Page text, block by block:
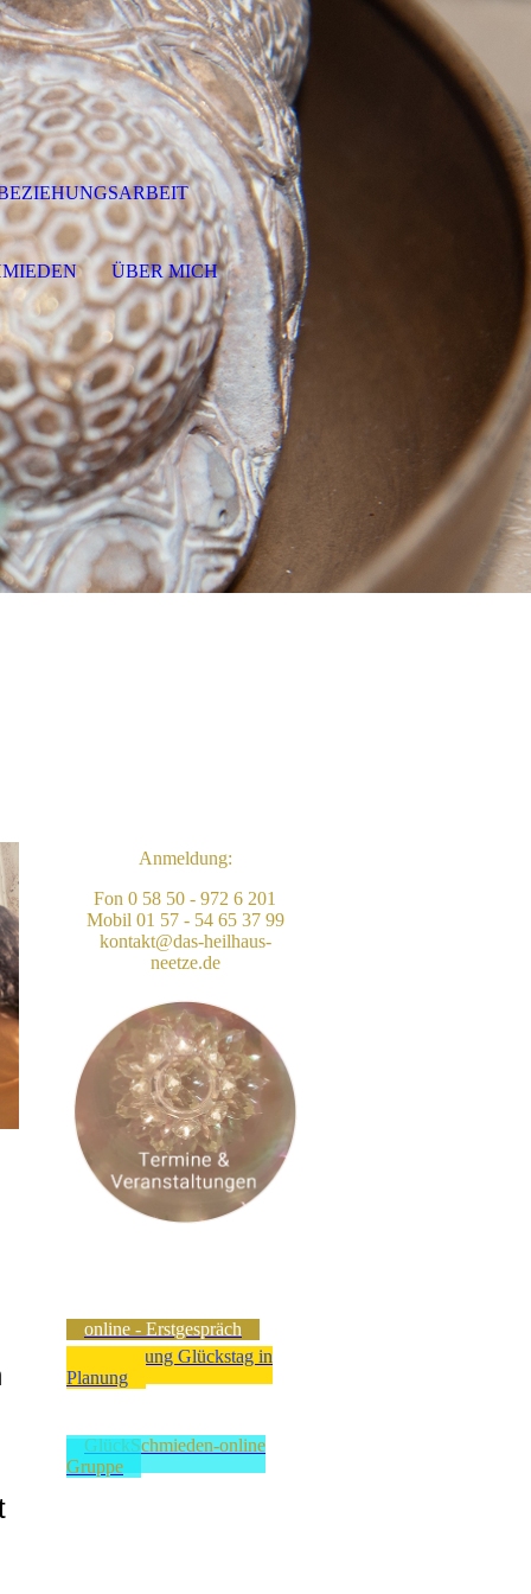
Anmeldung:
Fon 0 58 50 - 972 6 201
Mobil 01 57 - 54 65 37 99
kontakt@das-heilhaus-
neetze.de
online - Erstgespräch
Anmeldung Glückstag in
Planung
GlückSchmieden-online
Gruppe
ÜBER MICH